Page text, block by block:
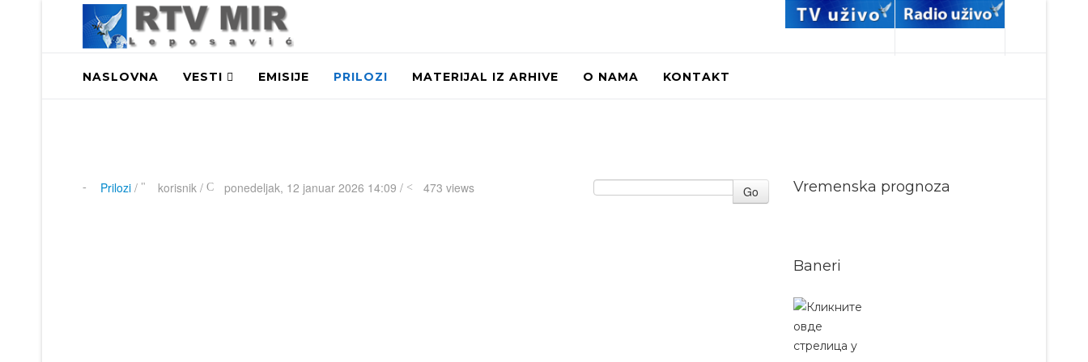
NASLOVNA VESTI EMISIJE PRILOZI MATERIJAL IZ ARHIVE O NAMA KONTAKT
Prilozi/ korisnik / ponedeljak, 12 januar 2026 14:09 / 473 views Go Vremenska prognoza
Baneri